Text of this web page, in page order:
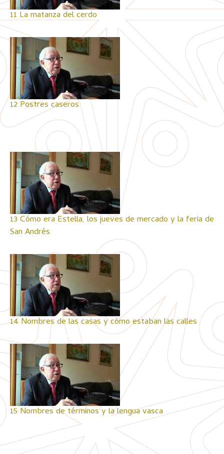
11 La matanza del cerdo
12 Postres caseros
13 Cómo era Estella, los jueves de mercado y la feria de
San Andrés
14 Nombres de las casas y cómo estaban las calles
15 Nombres de términos y la lengua vasca